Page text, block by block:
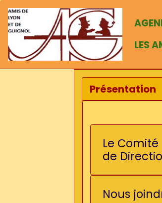
LES
Présentation
Le Comité
de
Nous